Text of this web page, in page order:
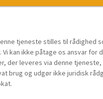
tjeneste stilles til rådighed
Vi kan ikke påtage os ansvar
der leveres via denne
brug og udgør ikke juridisk